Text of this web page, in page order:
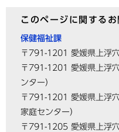
このページに関する
保健福祉課
〒791-1201
愛媛県上浮
〒791-1201 愛媛県上浮
ンター）
〒791-1201 愛媛県上浮
家庭センター）
〒791-1205 愛媛県上浮